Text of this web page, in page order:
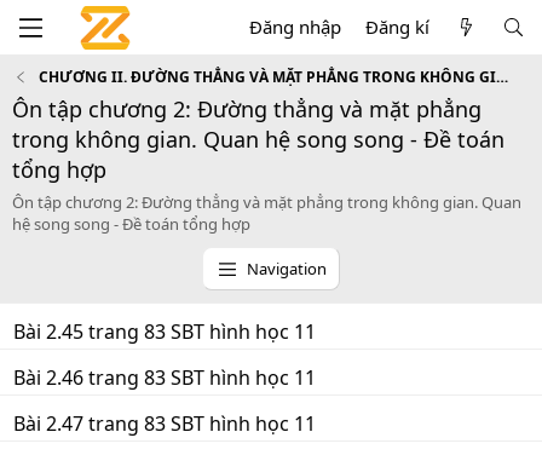
Đăng nhập Đăng kí
CHƯƠNG II. ĐƯỜNG THẲNG VÀ MẶT PHẲNG TRONG KHÔNG GIAN. QUAN HỆ SONG SONG
Ôn tập chương 2: Đường thẳng và mặt phẳng
trong không gian. Quan hệ song song - Đề toán
tổng hợp
Ôn tập chương 2: Đường thẳng và mặt phẳng trong không gian. Quan
hệ song song - Đề toán tổng hợp
Navigation
Bài 2.45 trang 83 SBT hình học 11
Bài 2.46 trang 83 SBT hình học 11
Bài 2.47 trang 83 SBT hình học 11